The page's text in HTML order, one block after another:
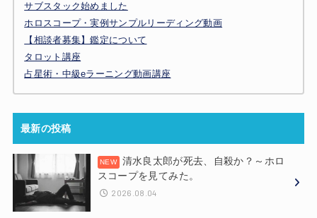
サブスタック始めました
ホロスコープ・実例サンプルリーディング動画
【相談者募集】鑑定について
タロット講座
占星術・中級eラーニング動画講座
最新の投稿
清水良太郎が死去、自殺か？～ホロ
スコープを見てみた。
2026.08.04